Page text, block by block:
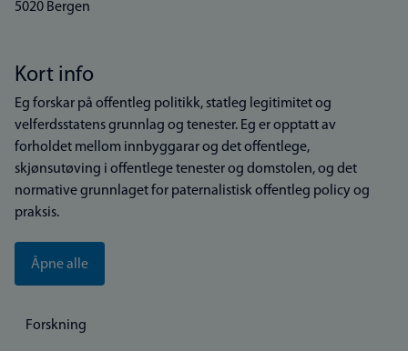
5020 Bergen
Kort info
Eg forskar på offentleg politikk, statleg legitimitet og
velferdsstatens grunnlag og tenester. Eg er opptatt av
forholdet mellom innbyggarar og det offentlege,
skjønsutøving i offentlege tenester og domstolen, og det
normative grunnlaget for paternalistisk offentleg policy og
praksis.
Åpne alle
Forskning